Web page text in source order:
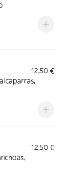
12,50 €
12,50 €